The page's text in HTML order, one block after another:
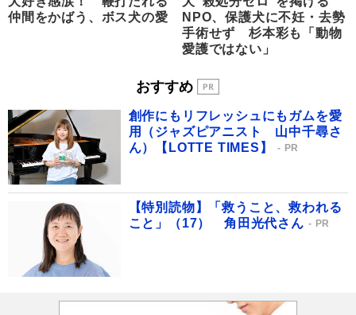
仲間をかばう、ボス犬の愛
NPO、保護犬に不妊・去勢
手術せず 杉本彩も「動物
愛護ではない」
おすすめ
創作にもリフレッシュにもガムを愛
用（ジャズピアニスト 山中千尋さ
ん）【LOTTE TIMES】
PR
【特別読物】「救うこと、救われる
こと」（17） 角田光代さん
PR